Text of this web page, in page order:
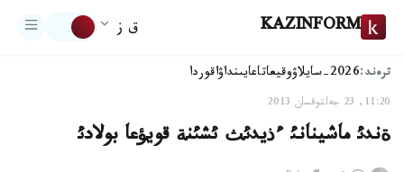
KAZINFORM ق ز
ترەند:2026-سايلاۋ وقيعاتاعايىنداۋاقوردا
11:20, 23 جەلتوقسان 2013
ةندئ ماشينانئ ءذيدئث ئشئنة قويؤعا بولادئ